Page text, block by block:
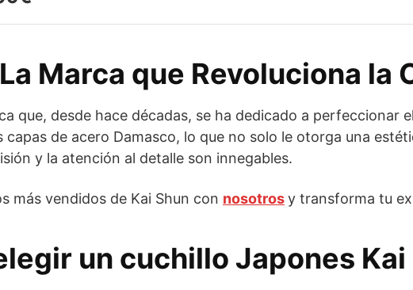
Marca que Revoluciona la
que, desde hace décadas, se ha dedicado a perfeccionar
de acero Damasco, lo que no solo le otorga una
y la atención al detalle son innegables.
más vendidos de Kai Shun con nosotrosy transforma tu
un cuchillo Japones